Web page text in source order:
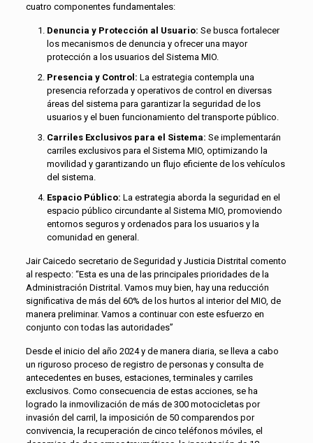
cuatro componentes fundamentales:
Denuncia y Protección al Usuario: Se busca fortalecer
los mecanismos de denuncia y ofrecer una mayor
protección a los usuarios del Sistema MIO.
Presencia y Control: La estrategia contempla una
presencia reforzada y operativos de control en diversas
áreas del sistema para garantizar la seguridad de los
usuarios y el buen funcionamiento del transporte público.
Carriles Exclusivos para el Sistema: Se implementarán
carriles exclusivos para el Sistema MIO, optimizando la
movilidad y garantizando un flujo eficiente de los vehículos
del sistema.
Espacio Público: La estrategia aborda la seguridad en el
espacio público circundante al Sistema MIO, promoviendo
entornos seguros y ordenados para los usuarios y la
comunidad en general.
Jair Caicedo secretario de Seguridad y Justicia Distrital comento
al respecto: “Esta es una de las principales prioridades de la
Administración Distrital. Vamos muy bien, hay una reducción
significativa de más del 60% de los hurtos al interior del MIO, de
manera preliminar. Vamos a continuar con este esfuerzo en
conjunto con todas las autoridades”
Desde el inicio del año 2024 y de manera diaria, se lleva a cabo
un riguroso proceso de registro de personas y consulta de
antecedentes en buses, estaciones, terminales y carriles
exclusivos. Como consecuencia de estas acciones, se ha
logrado la inmovilización de más de 300 motocicletas por
invasión del carril, la imposición de 50 comparendos por
convivencia, la recuperación de cinco teléfonos móviles, el